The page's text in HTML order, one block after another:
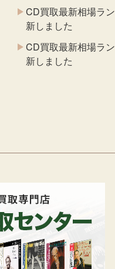
CD買取最新相場ラ
新しました
CD買取最新相場ラ
新しました